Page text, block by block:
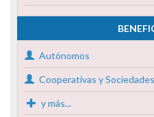
Autónomos
Cooperativas y
y más...